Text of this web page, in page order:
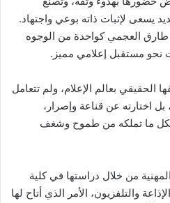
يسعى لإثبات ذاته بوعي واجتهاد.
طارق العجمي كواحدة من الوجوه
نحو مستقبل إعلامي مميز.
الحقيقي بعالم الإعلام، ولم تتعامل
اختارته عن قناعة وإصرار،
ما تملكه من طموح وشغف
من خلال دراستها في كلية
والتلفزيون، الأمر الذي أتاح لها